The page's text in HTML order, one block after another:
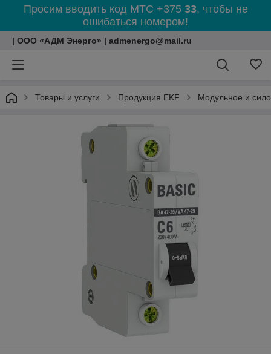
Просим вводить код МТС +375 33, чтобы не
ошибаться номером!
| ООО «АДМ Энерго» | admenergo@mail.ru
Товары и услуги Продукция EKF Модульное и